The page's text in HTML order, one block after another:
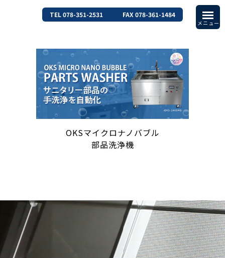
TEL 078-351-2531 FAX 078-361-1484
OKSマイクロナノバブル
部品洗浄機